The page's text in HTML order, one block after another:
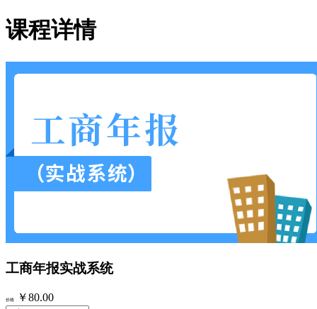
课程详情
工商年报实战系统
价格 ￥80.00